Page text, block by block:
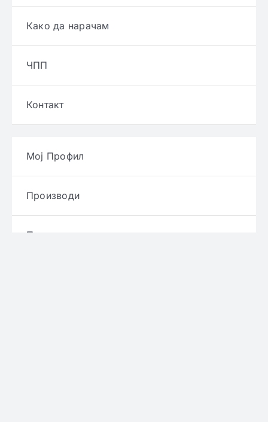
Како да нарачам
ЧПП
Контакт
Мој Профил
Производи
Производители